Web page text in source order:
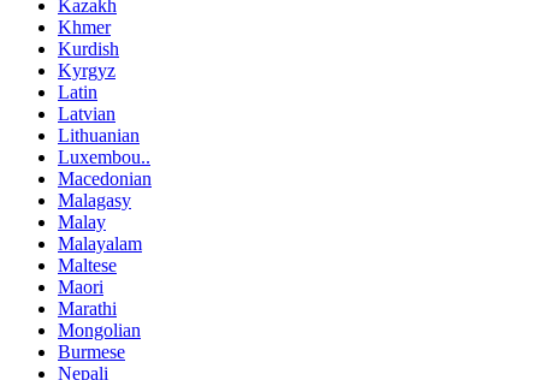
Kazakh
Khmer
Kurdish
Kyrgyz
Latin
Latvian
Lithuanian
Luxembou..
Macedonian
Malagasy
Malay
Malayalam
Maltese
Maori
Marathi
Mongolian
Burmese
Nepali